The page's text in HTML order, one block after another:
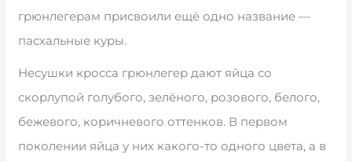
грюнлегерам присвоили ещё одно название —
пасхальные куры.
Несушки кросса грюнлегер дают яйца со
скорлупой голубого, зелёного, розового, белого,
бежевого, коричневого оттенков. В первом
поколении яйца у них какого-то одного цвета, а в